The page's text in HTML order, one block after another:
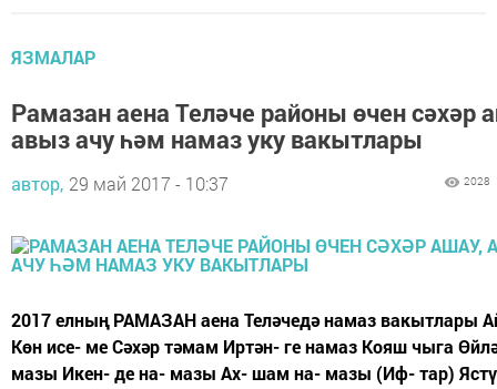
ЯЗМАЛАР
Рамазан аена Теләче районы өчен сәхәр
авыз ачу һәм намаз уку вакытлары
автор, 29 май 2017 - 10:37 2028
2017 елның РАМАЗАН аена Теләчедә намаз вакытлары
Көн исе- ме Сәхәр тәмам Иртән- ге намаз Кояш чыга
мазы Икен- де на- мазы Ах- шам на- мазы (Иф- тар)